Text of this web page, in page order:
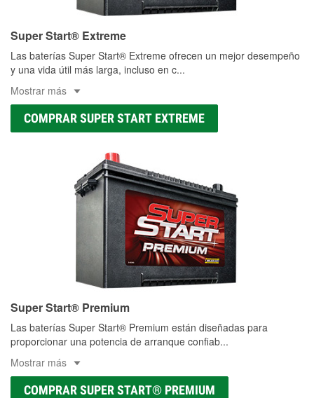
Super Start® Extreme
Las baterías Super Start® Extreme ofrecen un mejor desempeño
y una vida útil más larga, incluso en c...
Mostrar más
COMPRAR SUPER START EXTREME
Super Start® Premium
Las baterías Super Start® Premium están diseñadas para
proporcionar una potencia de arranque confiab...
Mostrar más
COMPRAR SUPER START® PREMIUM